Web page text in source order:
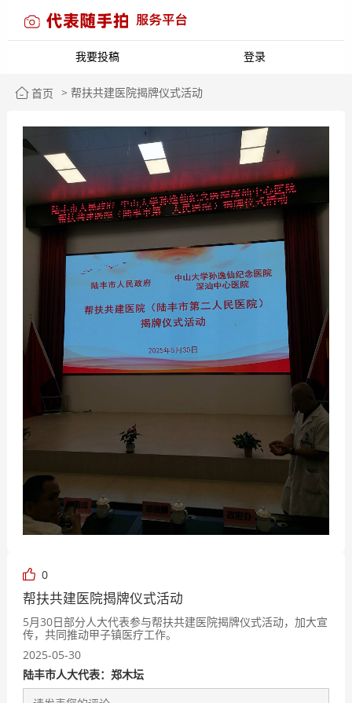
我要投稿 登录
首页 > 帮扶共建医院揭牌仪式活动
0
帮扶共建医院揭牌仪式活动
5月30日部分人大代表参与帮扶共建医院揭牌仪式活动，加大宣
传，共同推动甲子镇医疗工作。
2025-05-30
陆丰市人大代表：郑木坛